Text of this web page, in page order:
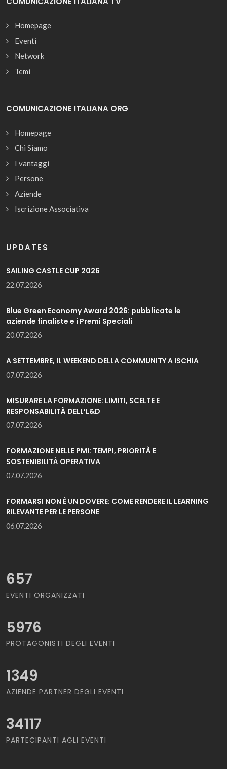
Homepage
Eventi
Network
Temi
COMUNICAZIONE ITALIANA ORG
Homepage
Chi Siamo
I vantaggi
Persone
Aziende
Iscrizione Associativa
UPDATES
SAILING CASTLE CUP 2026
22.07.2026
Blue Green Economy Award 2026: pubblicate le
aziende finaliste e i Premi Speciali
20.07.2026
A SETTEMBRE, IL WEEKEND DELLA COMMUNITY A ISCHIA
07.07.2026
MISURARE LA FORMAZIONE: LIMITI, SCELTE E
RESPONSABILITÀ DELL’L&D
07.07.2026
FORMAZIONE NELLE PMI: TEMPI, PRIORITÀ E
SOSTENIBILITÀ OPERATIVA
07.07.2026
FORMARSI NON È UN DOVERE: COME RENDERE IL LEARNING
RILEVANTE PER LE PERSONE
06.07.2026
657
EVENTI ORGANIZZATI
5976
PROTAGONISTI DEGLI EVENTI
1349
AZIENDE PARTNER DEGLI EVENTI
34117
PARTECIPANTI AGLI EVENTI